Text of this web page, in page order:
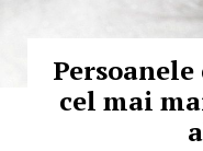
cel mai